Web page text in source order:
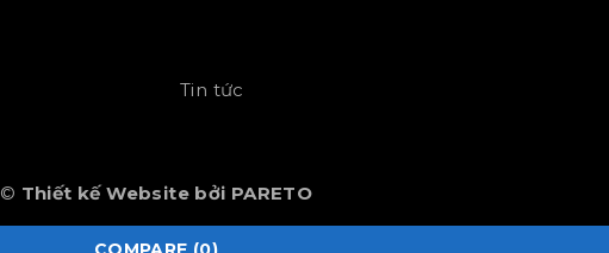
Tin tức
© Thiết kế Website bởi PARETO